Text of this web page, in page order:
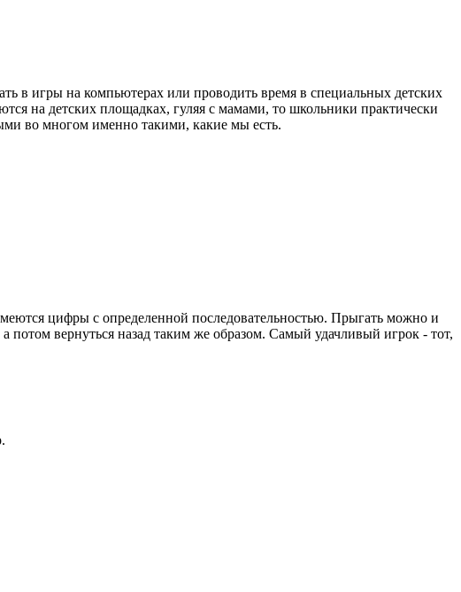
в игры на компьютерах или проводить время в специальных детских
на детских площадках, гуляя с мамами, то школьники практически
во многом именно такими, какие мы есть.
цифры с определенной последовательностью. Прыгать можно и
потом вернуться назад таким же образом. Самый удачливый игрок - тот,